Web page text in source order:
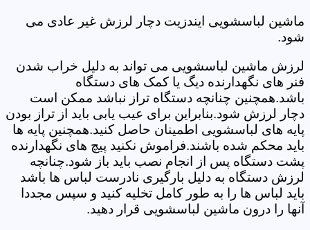
ماشین لباسشویی ایندزیت دچار لرزش غیر عادی می
شود.
لرزش ماشین لباسشویی می تواند به دلیل خراب شدن
فنر های نگهدارنده دیگ یا کمک های دستگاه
باشد.همچنین چنانچه دستگاه تراز نباشد ممکن است
دچار لرزش شود.بنابراین برای عیب یابی باید از تراز بودن
پایه های لباسشویی اطمینان حاصل کنید.همچنین پایه ها
باید محکم شده باشند.فراموش نکنید پیچ های نگهدارنده
پشت دستگاه پس از انجام نصب باید باز شود.چنانچه
لرزش دستگاه به دلیل بارگیری نادرست لباس ها باشد
باید لباس ها را به طور کامل تخلیه کنید و سپس مجددا
آنها را درون ماشین لباسشویی قرار دهید.